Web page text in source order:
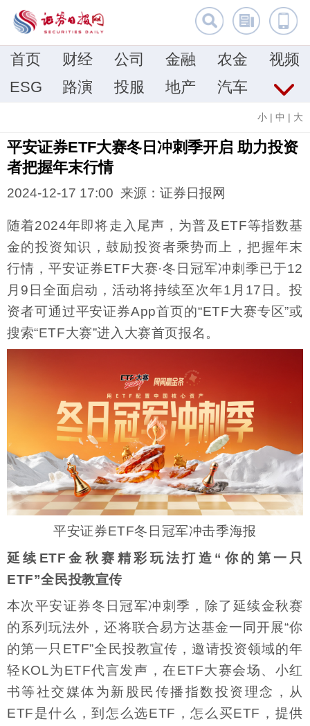
首页 财经 公司 金融 农金
视频
ESG
路演 投服 地产 汽车
小 | 中 | 大
平安证券ETF大赛冬日冲刺季开启 助力投资
者把握年末行情
2024-12-17 17:00 来源：证券日报网
随着2024年即将走入尾声，为普及ETF等指数基
金的投资知识，鼓励投资者乘势而上，把握年末
行情，平安证券ETF大赛·冬日冠军冲刺季已于12
月9日全面启动，活动将持续至次年1月17日。投
资者可通过平安证券App首页的“ETF大赛专区”或
搜索“ETF大赛”进入大赛首页报名。
平安证券ETF冬日冠军冲击季海报
延续ETF金秋赛精彩玩法打造“你的第一只
ETF”全民投教宣传
本次平安证券冬日冠军冲刺季，除了延续金秋赛
的系列玩法外，还将联合易方达基金一同开展“你
的第一只ETF”全民投教宣传，邀请投资领域的年
轻KOL为ETF代言发声，在ETF大赛会场、小红
书等社交媒体为新股民传播指数投资理念，从
ETF是什么，到怎么选ETF，怎么买ETF，提供